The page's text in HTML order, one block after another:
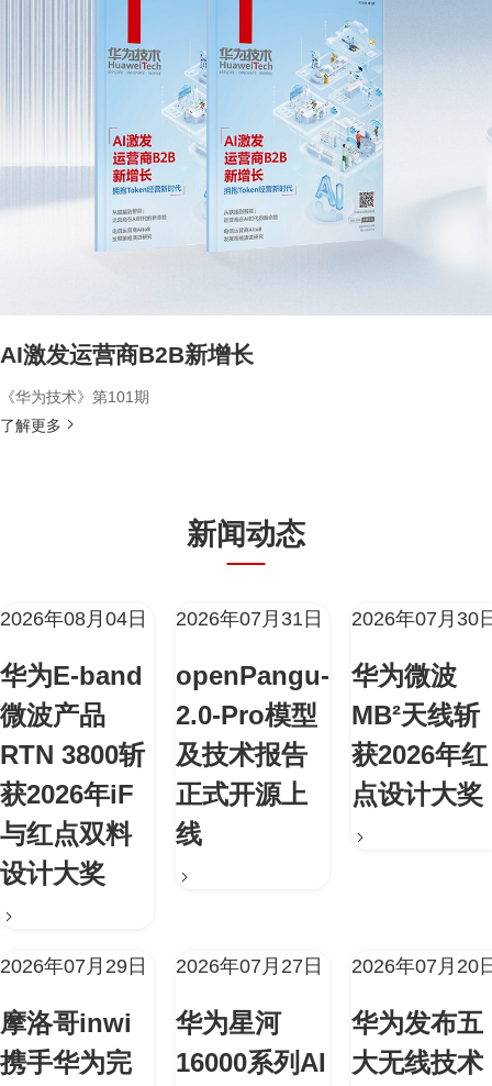
AI激发运营商B2B新增长
《华为技术》第101期
了解更多
新闻动态
2026年08月04日
华为E-band
微波产品
RTN 3800斩
获2026年iF
与红点双料
设计大奖
2026年07月31日
openPangu-
2.0-Pro模型
及技术报告
正式开源上
线
2026年07月30
华为微波
MB²天线斩
获2026年红
点设计大奖
2026年07月29日
摩洛哥inwi
携手华为完
2026年07月27日
华为星河
16000系列AI
2026年07月20
华为发布五
大无线技术